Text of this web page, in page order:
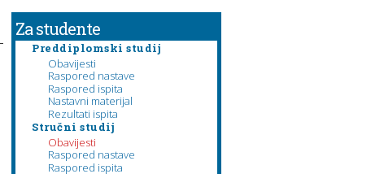
Za studente
Preddiplomski studij
Obavijesti
Raspored nastave
Raspored ispita
Nastavni materijal
Rezultati ispita
Stručni studij
Obavijesti
Raspored nastave
Raspored ispita